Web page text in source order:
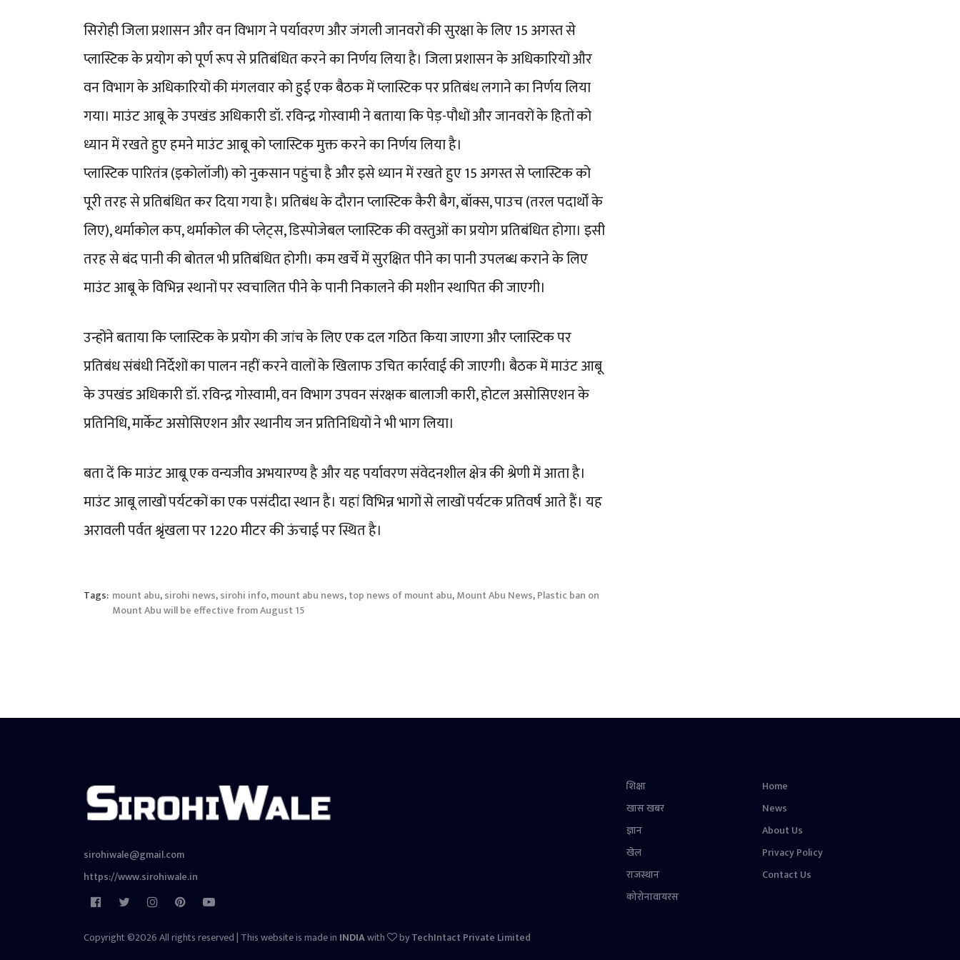
सिरोही जिला प्रशासन और वन विभाग ने पर्यावरण और जंगली जानवरों की सुरक्षा के लिए 15 अगस्त से
प्लास्टिक के प्रयोग को पूर्ण रूप से प्रतिबंधित करने का निर्णय लिया है। जिला प्रशासन के अधिकारियों और
वन विभाग के अधिकारियों की मंगलवार को हुई एक बैठक में प्लास्टिक पर प्रतिबंध लगाने का निर्णय लिया
गया। माउंट आबू के उपखंड अधिकारी डॉ. रविन्द्र गोस्वामी ने बताया कि पेड़-पौधों और जानवरों के हितों को
ध्यान में रखते हुए हमने माउंट आबू को प्लास्टिक मुक्त करने का निर्णय लिया है।
प्लास्टिक पारितंत्र (इकोलॉजी) को नुकसान पहुंचा है और इसे ध्यान में रखते हुए 15 अगस्त से प्लास्टिक को
पूरी तरह से प्रतिबंधित कर दिया गया है। प्रतिबंध के दौरान प्लास्टिक कैरी बैग, बॉक्स, पाउच (तरल पदार्थों के
लिए), थर्माकोल कप, थर्माकोल की प्लेट्स, डिस्पोजेबल प्लास्टिक की वस्तुओं का प्रयोग प्रतिबंधित होगा। इसी
तरह से बंद पानी की बोतल भी प्रतिबंधित होगी। कम खर्चे में सुरक्षित पीने का पानी उपलब्ध कराने के लिए
माउंट आबू के विभिन्न स्थानों पर स्वचालित पीने के पानी निकालने की मशीन स्थापित की जाएगी।
उन्होंने बताया कि प्लास्टिक के प्रयोग की जांच के लिए एक दल गठित किया जाएगा और प्लास्टिक पर
प्रतिबंध संबंधी निर्देशों का पालन नहीं करने वालों के खिलाफ उचित कार्रवाई की जाएगी। बैठक में माउंट आबू
के उपखंड अधिकारी डॉ. रविन्द्र गोस्वामी, वन विभाग उपवन संरक्षक बालाजी कारी, होटल असोसिएशन के
प्रतिनिधि, मार्केट असोसिएशन और स्थानीय जन प्रतिनिधियों ने भी भाग लिया।
बता दें कि माउंट आबू एक वन्यजीव अभयारण्य है और यह पर्यावरण संवेदनशील क्षेत्र की श्रेणी में आता है।
माउंट आबू लाखों पर्यटकों का एक पसंदीदा स्थान है। यहां विभिन्न भागों से लाखों पर्यटक प्रतिवर्ष आते हैं। यह
अरावली पर्वत श्रृंखला पर 1220 मीटर की ऊंचाई पर स्थित है।
Tags: mount abu,sirohi news,sirohi info,mount abu news,top news of mount abu,Mount Abu News,Plastic ban on
Mount Abu will be effective from August 15
sirohiwale@gmail.com
https://www.sirohiwale.in
शिक्षा
खास खबर
ज्ञान
खेल
राजस्थान
कोरोनावायरस
Home
News
About Us
Privacy Policy
Contact Us
Copyright ©2026 All rights reserved | This website is made in INDIAwith byTechIntact Private Limited